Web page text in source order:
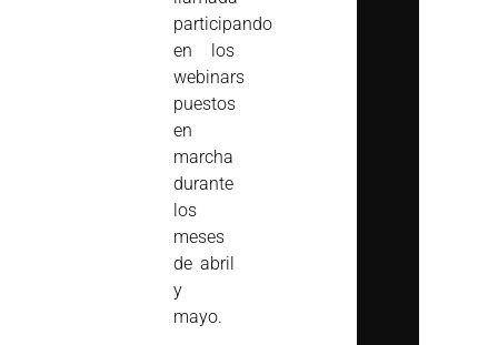
participando
en los
webinars
puestos
en
marcha
durante
los
meses
de abril
y
mayo.